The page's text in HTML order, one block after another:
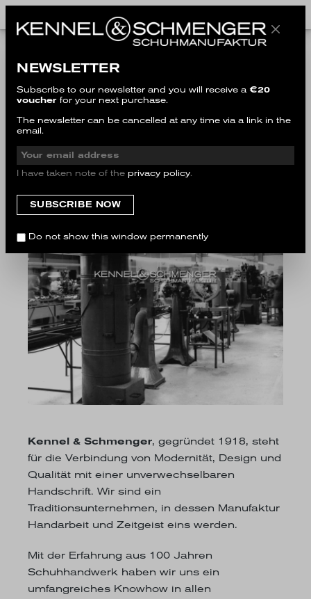
CAREER
Kennel & Schmenger, gegründet 1918, steht
für die Verbindung von Modernität, Design und
Qualität mit einer unverwechselbaren
Handschrift. Wir sind ein
Traditionsunternehmen, in dessen Manufaktur
Handarbeit und Zeitgeist eins werden.
Mit der Erfahrung aus 100 Jahren
Schuhhandwerk haben wir uns ein
umfangreiches Knowhow in allen
NEWSLETTER
Subscribe to our newsletter and you will receive a €20
voucher for your next purchase.
The newsletter can be cancelled at any time via a link in the
email.
I have taken note of the privacy policy.
Do not show this window permanently